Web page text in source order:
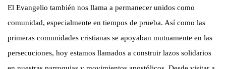
El Evangelio también nos llama a permanecer unidos como
comunidad, especialmente en tiempos de prueba. Así como las
primeras comunidades cristianas se apoyaban mutuamente en las
persecuciones, hoy estamos llamados a construir lazos solidarios